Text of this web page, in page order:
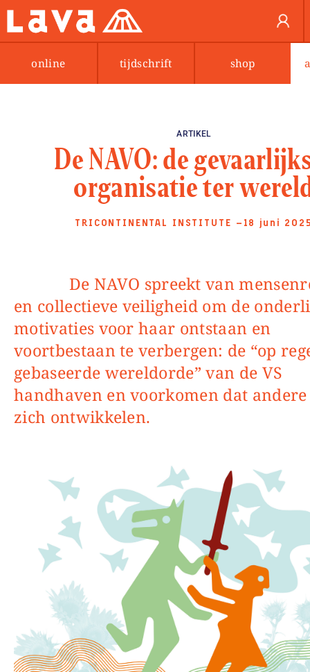
online tijdschrift shop
ARTIKEL
De NAVO: de
organisatie ter
TRICONTINENTAL INSTITUTE —18 juni
De NAVO spreekt van mensenrechten
en collectieve veiligheid om de
motivaties voor haar ontstaan en
voortbestaan te verbergen: de “op
gebaseerde wereldorde” van de VS
handhaven en voorkomen dat
zich ontwikkelen.